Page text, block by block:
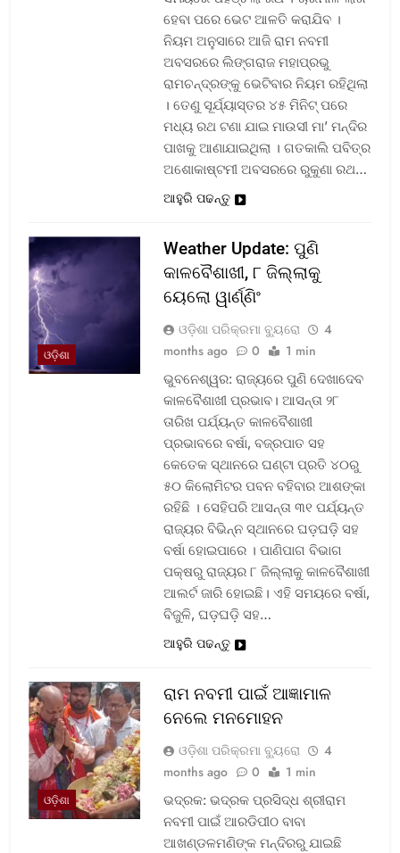
ହେବା ପରେ ଭେଟ ଆଳତି କରାଯିବ ।
ନିୟମ ଅନୁସାରେ ଆଜି ରାମ ନବମୀ
ଅବସରରେ ଲିଙ୍ଗରାଜ ମହାପ୍ରଭୁ
ରାମଚନ୍ଦ୍ରଙ୍କୁ ଭେଟିବାର ନିୟମ ରହିଥିଲା
। ତେଣୁ ସୂର୍ଯ୍ୟାସ୍ତର ୪୫ ମିନିଟ୍ ପରେ
ମଧ୍ୟ ରଥ ଟଣା ଯାଇ ମାଉସୀ ମା’ ମନ୍ଦିର
ପାଖକୁ ଆଣାଯାଇଥିଲା । ଗତକାଲି ପବିତ୍ର
ଅଶୋକାଷ୍ଟମୀ ଅବସରରେ ରୁକୁଣା ରଥ…
ଆହୁରି ପଢନ୍ତୁ
ଓଡ଼ିଶା
Weather Update: ପୁଣି
କାଳବୈଶାଖୀ, ୮ ଜିଲ୍ଲାକୁ
ୟେଲୋ ୱାର୍ଣ୍ଣିଂ
ଓଡ଼ିଶା ପରିକ୍ରମା ବ୍ୟୁରୋ
4
months ago
0 1 min
ଭୁବନେଶ୍ୱର: ରାଜ୍ୟରେ ପୁଣି ଦେଖାଦେବ
କାଳବୈଶାଖୀ ପ୍ରଭାବ। ଆସନ୍ତା ୨୮
ତାରିଖ ପର୍ଯ୍ୟନ୍ତ କାଳବୈଶାଖୀ
ପ୍ରଭାବରେ ବର୍ଷା, ବଜ୍ରପାତ ସହ
କେତେକ ସ୍ଥାନରେ ଘଣ୍ଟା ପ୍ରତି ୪୦ରୁ
୫୦ କିଲୋମିଟର ପବନ ବହିବାର ଆଶଙ୍କା
ରହିଛି । ସେହିପରି ଆସନ୍ତା ୩୧ ପର୍ଯ୍ୟନ୍ତ
ରାଜ୍ୟର ବିଭିନ୍ନ ସ୍ଥାନରେ ଘଡ଼ଘଡ଼ି ସହ
ବର୍ଷା ହୋଇପାରେ । ପାଣିପାଗ ବିଭାଗ
ପକ୍ଷରୁ ରାଜ୍ୟର ୮ ଜିଲ୍ଲାକୁ କାଳବୈଶାଖୀ
ଆଲର୍ଟ ଜାରି ହୋଇଛି। ଏହି ସମୟରେ ବର୍ଷା,
ବିଜୁଳି, ଘଡ଼ଘଡ଼ି ସହ…
ଆହୁରି ପଢନ୍ତୁ
ଓଡ଼ିଶା
ରାମ ନବମୀ ପାଇଁ ଆଜ୍ଞାମାଳ
ନେଲେ ମନମୋହନ
ଓଡ଼ିଶା ପରିକ୍ରମା ବ୍ୟୁରୋ
4
months ago
0 1 min
ଭଦ୍ରକ: ଭଦ୍ରକ ପ୍ରସିଦ୍ଧ ଶ୍ରୀରାମ
ନବମୀ ପାଇଁ ଆରଡିପୀଠ ବାବା
ଆଖଣ୍ଡଳମଣିଙ୍କ ମନ୍ଦିରରୁ ଯାଇଛି